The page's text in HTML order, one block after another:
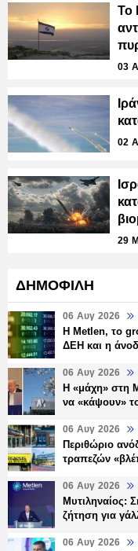
Το
03
02
29
ΔΗΜΟΦΙΛΗ
06 Αυγ 2026
H Metlen, το
ΔΕΗ και η
06 Αυγ 2026
H «μάχη» στη
να «κάψουν»
06 Αυγ 2026
Περιθώριο
τραπεζών
06 Αυγ 2026
Μυτιληναίος:
ζήτηση για
06 Αυγ 2026